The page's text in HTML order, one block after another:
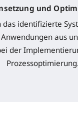
und
das identifizierte
aus
der
Prozessoptimierung.